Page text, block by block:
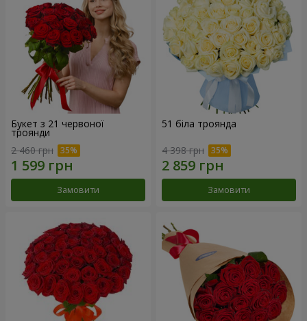
Букет з 21 червоної
троянди
2 460 грн
Замовити
51 біла троянда
4 398 грн
Замовити